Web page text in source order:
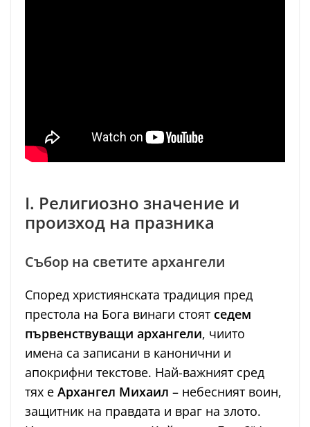
I. Религиозно значение и
произход на празника
Събор на светите архангели
Според християнската традиция пред
престола на Бога винаги стоят седем
първенствуващи архангели, чиито
имена са записани в канонични и
апокрифни текстове. Най-важният сред
тях е Архангел Михаил – небесният воин,
защитник на правдата и враг на злото.